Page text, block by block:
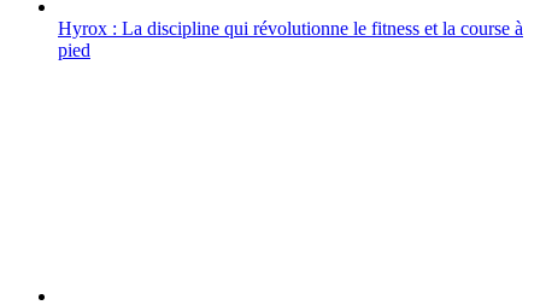
Hyrox : La discipline qui révolutionne le fitness et la course à
pied